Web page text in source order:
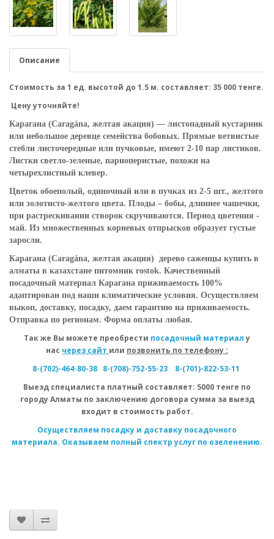
Описание
Стоимость за 1 ед. высотой до 1.5 м. составляет: 35 000 тенге.
Цену уточняйте!
Карагана (Caragána, желтая акация) — листопадный кустарник
или небольшое деревце семейства бобовых. Прямые ветвистые
стебли листочередные или пучковые, имеют 2-10 пар листиков.
Листки светло-зеленые, парноперистые, похожи на
четырехлистный клевер.
Цветок обоеполый, одиночный или в пучках из 2-5 шт., желтого
или золотисто-желтого цвета. Плоды – бобы, длиннее чашечки,
при растрескивании створок скручиваются. Период цветения -
май. Из множественных корневых отпрысков образует густые
заросли.
Карагана (Caragána, желтая акация) дерево саженцы купить в
алматы в казахстане питомник rostok. Качественный
посадочный материал Карагана приживаемость 100%
адаптирован под наши климатические условия. Осуществляем
выкоп, доставку, посадку, даем гарантию на приживаемость.
Отправка по регионам. Форма оплаты любая.
Так же Вы можете преобрести посадочный материалу
нас через сайт или позвонить по телефону :
8-(702)-464-80-38 8-(708)-752-55-23
8-(701)-822-53-11
Выезд специалиста платный составляет: 5000 тенге по
городу Алматы по заключению договора сумма за выезд
входит в стоимость работ.
Осуществляем посадку и доставку посадочного
материала. Оказываем полный спектр услуг по озеленению.